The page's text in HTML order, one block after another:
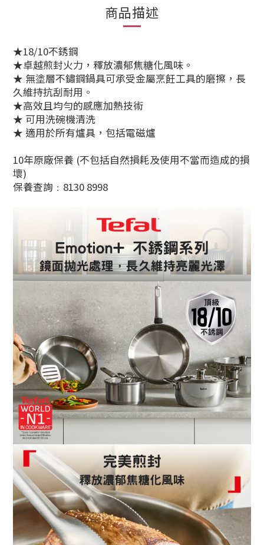
商品描述
★18/10不銹鋼
★卓越煎封火力，釋放濃郁焦糖化風味。
★ 無塗層不鏽鋼鍋具可承受金屬烹飪工具的磨擦，長
久維持抗刮耐用。
★高效且均勻的感應加熱技術
★ 可用洗碗機清洗
★ 適用於所有爐具，包括電磁爐
10年原廠保養 (不包括自然損耗及使用不當而造成的損
壞)
保養查詢﹕8130 8998